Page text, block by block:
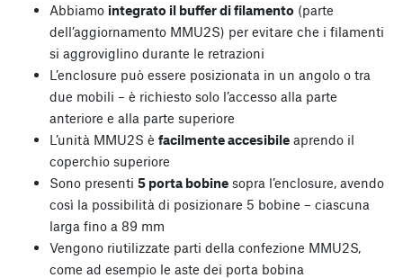
Abbiamo integrato il buffer di filamento (parte
dell’aggiornamento MMU2S) per evitare che i filamenti
si aggroviglino durante le retrazioni
L’enclosure può essere posizionata in un angolo o tra
due mobili – è richiesto solo l’accesso alla parte
anteriore e alla parte superiore
L’unità MMU2S è facilmente accesibile aprendo il
coperchio superiore
Sono presenti 5 porta bobine sopra l’enclosure, avendo
così la possibilità di posizionare 5 bobine – ciascuna
larga fino a 89 mm
Vengono riutilizzate parti della confezione MMU2S,
come ad esempio le aste dei porta bobina